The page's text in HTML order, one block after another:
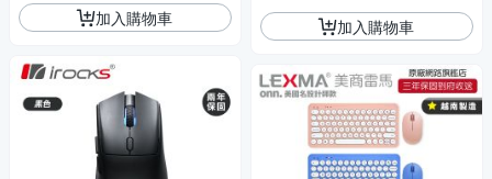
加入購物車 加入購物車